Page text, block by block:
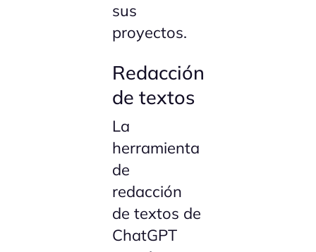
sus
proyectos.
Redacción
de textos
La
herramienta
de
redacción
de textos de
ChatGPT